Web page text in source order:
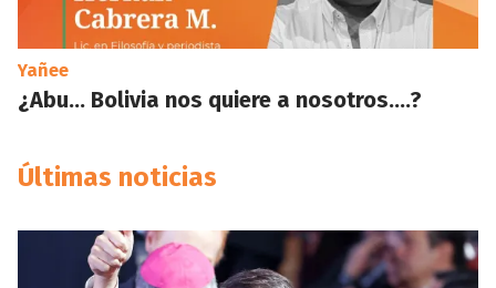
Yañee
¿Abu… Bolivia nos quiere a nosotros….?
Últimas noticias